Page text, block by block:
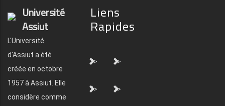
Université
Assiut
L'Université
d'Assiut a été
créée en octobre
1957 à Assiut. Elle
considère comme
Liens
Rapides
"> ">
"> ">